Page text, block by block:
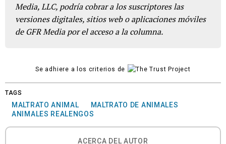
Media, LLC, podría cobrar a los suscriptores las
versiones digitales, sitios web o aplicaciones móviles
de GFR Media por el acceso a la columna.
Se adhiere a los criterios de
TAGS
MALTRATO ANIMAL
MALTRATO DE ANIMALES
ANIMALES REALENGOS
ACERCA DEL AUTOR